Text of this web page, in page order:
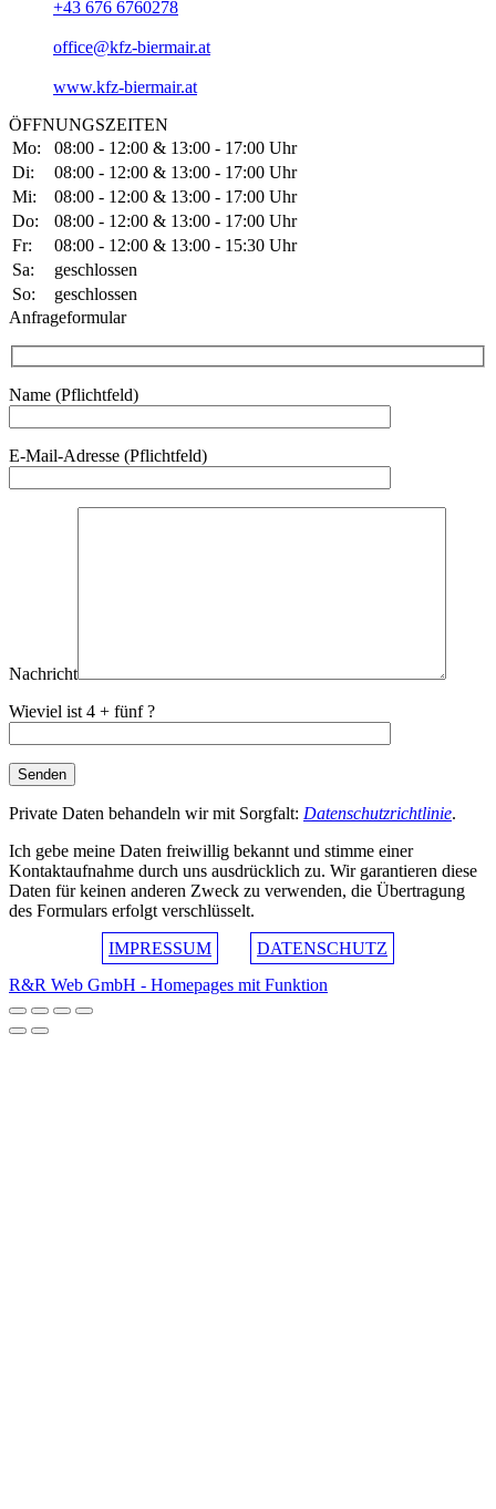
+43 676 6760278
office@kfz-biermair.at
www.kfz-biermair.at
ÖFFNUNGSZEITEN
Mo:
08:00 - 12:00 & 13:00 - 17:00 Uhr
Di:
08:00 - 12:00 & 13:00 - 17:00 Uhr
Mi:
08:00 - 12:00 & 13:00 - 17:00 Uhr
Do:
08:00 - 12:00 & 13:00 - 17:00 Uhr
Fr:
08:00 - 12:00 & 13:00 - 15:30 Uhr
Sa:
geschlossen
So:
geschlossen
Anfrageformular
Name (Pflichtfeld)
Bitte lasse dieses Feld leer.
E-Mail-Adresse (Pflichtfeld)
Nachricht
Wieviel ist 4 + fünf ?
Private Daten behandeln wir mit Sorgfalt: Datenschutzrichtlinie.
Ich gebe meine Daten freiwillig bekannt und stimme einer
Kontaktaufnahme durch uns ausdrücklich zu. Wir garantieren diese
Daten für keinen anderen Zweck zu verwenden, die Übertragung
des Formulars erfolgt verschlüsselt.
IMPRESSUM
DATENSCHUTZ
R&R Web GmbH - Homepages mit Funktion